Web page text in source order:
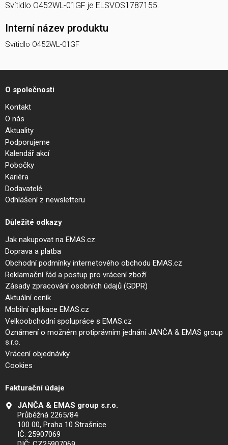
Svítidlo O452WL-01GF je ELSVOS1787155.
Interní název produktu
Svítidlo O452WL-01GF
O společnosti
Kontakt
O nás
Aktuality
Podporujeme
Kalendář akcí
Pobočky
Kariéra
Dodavatelé
Odhlášení z newsletteru
Důležité odkazy
Jak nakupovat na EMAS.cz
Doprava a platba
Obchodní podmínky internetového obchodu EMAS.cz
Reklamační řád a postup pro vrácení zboží
Zásady zpracování osobních údajů (GDPR)
Aktuální ceník
Mobilní aplikace EMAS.cz
Velkoobchodní spolupráce s EMAS.cz
Oznámení o možném protiprávním jednání JANČA & EMAS group
s.r.o.
Vrácení objednávky
Cookies
Fakturační údaje
JANČA & EMAS group s.r.o.
Průběžná 2265/84
100 00, Praha 10 Strašnice
IČ: 25907069